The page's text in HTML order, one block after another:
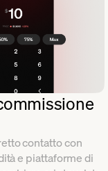
contatto con
e piattaforme di